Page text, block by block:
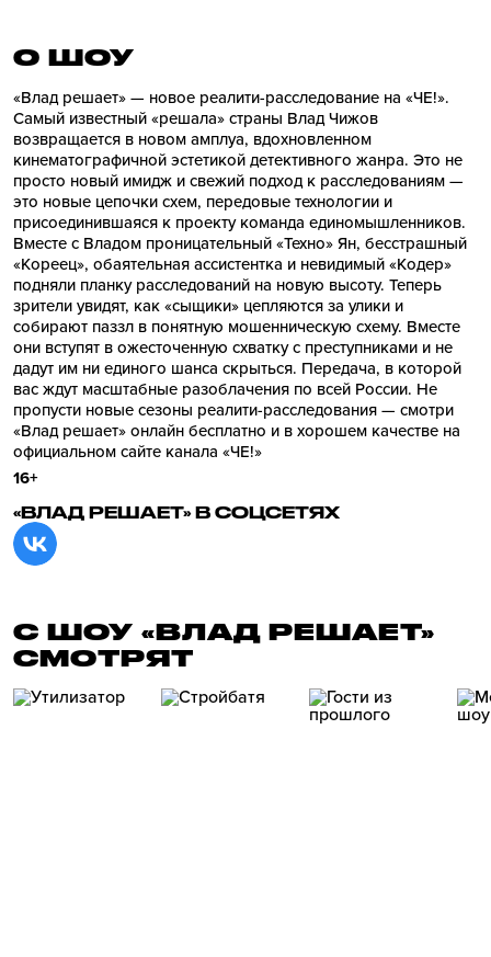
О ШОУ
«Влад решает» — новое реалити-расследование на «ЧЕ!».
Самый известный «решала» страны Влад Чижов
возвращается в новом амплуа, вдохновленном
кинематографичной эстетикой детективного жанра. Это не
просто новый имидж и свежий подход к расследованиям —
это новые цепочки схем, передовые технологии и
присоединившаяся к проекту команда единомышленников.
Вместе с Владом проницательный «Техно» Ян, бесстрашный
«Кореец», обаятельная ассистентка и невидимый «Кодер»
подняли планку расследований на новую высоту. Теперь
зрители увидят, как «сыщики» цепляются за улики и
собирают паззл в понятную мошенническую схему. Вместе
они вступят в ожесточенную схватку с преступниками и не
дадут им ни единого шанса скрыться. Передача, в которой
вас ждут масштабные разоблачения по всей России. Не
пропусти новые сезоны реалити-расследования — смотри
«Влад решает» онлайн бесплатно и в хорошем качестве на
официальном сайте канала «ЧЕ!»
16+
«ВЛАД РЕШАЕТ» В СОЦСЕТЯХ
С ШОУ «ВЛАД РЕШАЕТ»
СМОТРЯТ